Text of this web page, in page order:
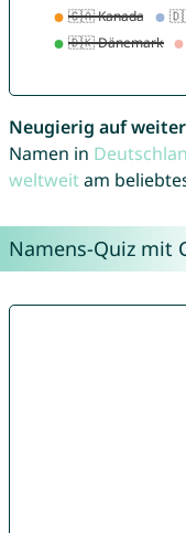
Neugierig auf
Namen in
weltweitam
Namens-Quiz mit